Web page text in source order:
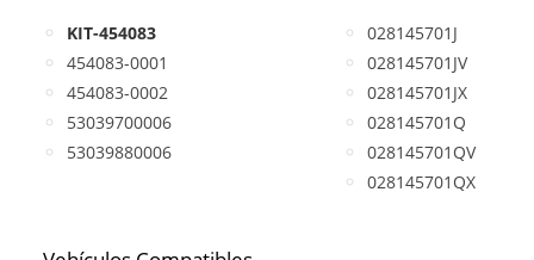
KIT-454083
454083-0001
454083-0002
53039700006
53039880006
028145701J
028145701JV
028145701JX
028145701Q
028145701QV
028145701QX